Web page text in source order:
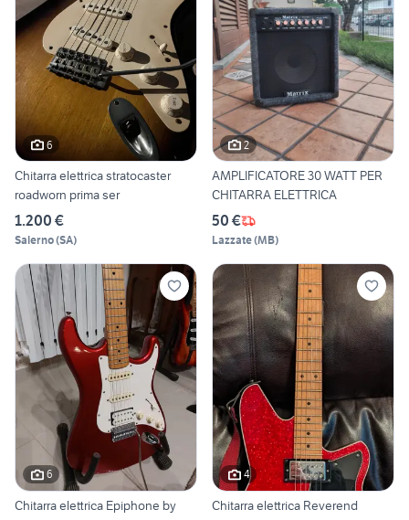
6
Chitarra elettrica stratocaster
roadworn prima ser
1.200 €
Salerno(SA)
2
AMPLIFICATORE 30 WATT PER
CHITARRA ELETTRICA
50 €
Lazzate(MB)
6
Chitarra elettrica Epiphone by
4
Chitarra elettrica Reverend